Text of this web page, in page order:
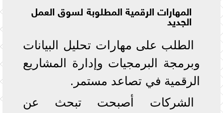
المهارات الرقمية المطلوبة لسوق العمل
الجديد
الطلب على مهارات تحليل البيانات
وبرمجة البرمجيات وإدارة المشاريع
الرقمية في تصاعد مستمر.
الشركات أصبحت تبحث عن